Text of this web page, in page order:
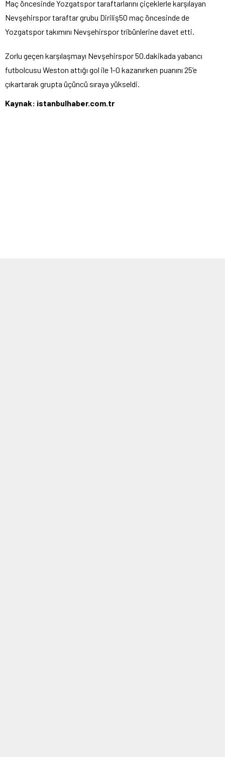
Maç öncesinde Yozgatspor taraftarlarını çiçeklerle karşılayan
Nevşehirspor taraftar grubu Diriliş50 maç öncesinde de
Yozgatspor takımını Nevşehirspor tribünlerine davet etti.
Zorlu geçen karşılaşmayı Nevşehirspor 50.dakikada yabancı
futbolcusu Weston attığı gol ile 1-0 kazanırken puanını 25’e
çıkartarak grupta üçüncü sıraya yükseldi.
Kaynak: istanbulhaber.com.tr